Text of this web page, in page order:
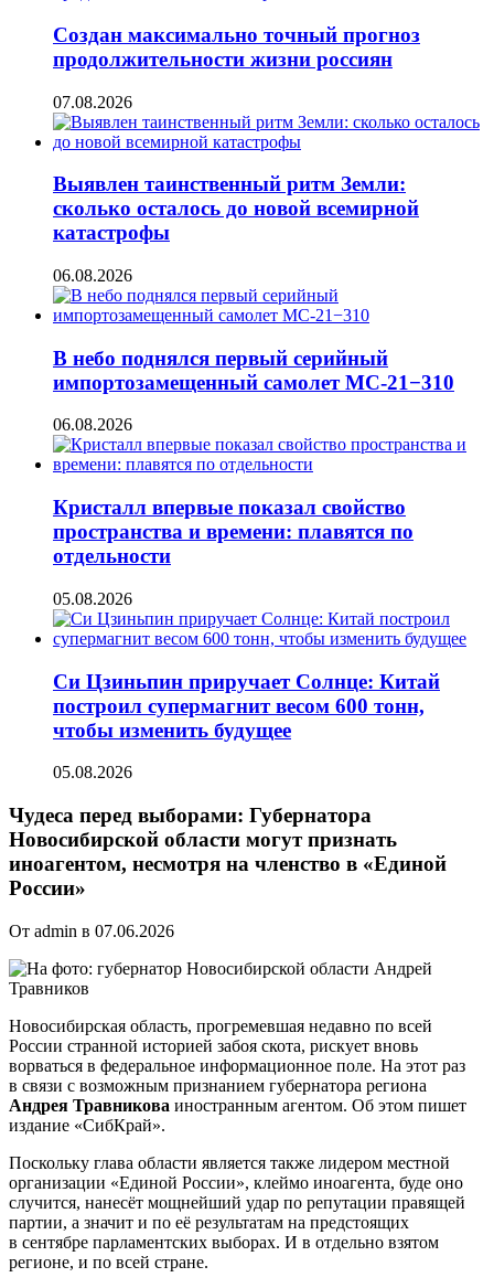
Создан максимально точный прогноз
продолжительности жизни россиян
07.08.2026
Выявлен таинственный ритм Земли:
сколько осталось до новой всемирной
катастрофы
06.08.2026
В небо поднялся первый серийный
импортозамещенный самолет МС-21−310
06.08.2026
Кристалл впервые показал свойство
пространства и времени: плавятся по
отдельности
05.08.2026
Си Цзиньпин приручает Солнце: Китай
построил супермагнит весом 600 тонн,
чтобы изменить будущее
05.08.2026
Чудеса перед выборами: Губернатора
Новосибирской области могут признать
иноагентом, несмотря на членство в «Единой
России»
От admin в 07.06.2026
Новосибирская область, прогремевшая недавно по всей
России странной историей забоя скота, рискует вновь
ворваться в федеральное информационное поле. На этот раз
в связи с возможным признанием губернатора региона
Андрея Травникова иностранным агентом. Об этом пишет
издание «СибКрай».
Поскольку глава области является также лидером местной
организации «Единой России», клеймо иноагента, буде оно
случится, нанесёт мощнейший удар по репутации правящей
партии, а значит и по её результатам на предстоящих
в сентябре парламентских выборах. И в отдельно взятом
регионе, и по всей стране.